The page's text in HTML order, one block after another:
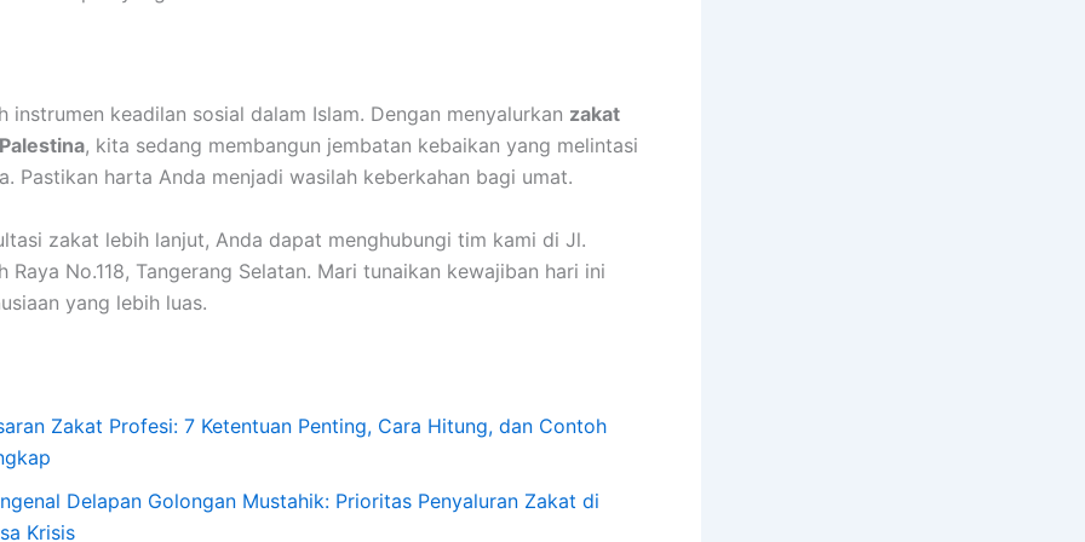
instrumen keadilan sosial dalam Islam. Dengan menyalurkan zakat
, kita sedang membangun jembatan kebaikan yang melintasi
Pastikan harta Anda menjadi wasilah keberkahan bagi umat.
zakat lebih lanjut, Anda dapat menghubungi tim kami di Jl.
Raya No.118, Tangerang Selatan. Mari tunaikan kewajiban hari ini
yang lebih luas.
Zakat Profesi: 7 Ketentuan Penting, Cara Hitung, dan Contoh
Delapan Golongan Mustahik: Prioritas Penyaluran Zakat di
Krisis